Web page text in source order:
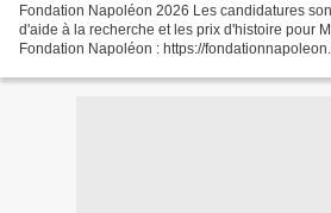
Fondation Napoléon 2026 Les candidatures
d'aide à la recherche et les prix d'histoire pour
Fondation Napoléon : https://